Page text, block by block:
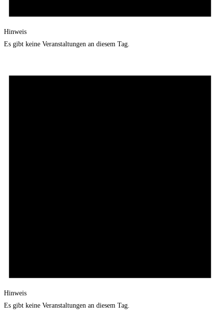
Hinweis
Es gibt keine Veranstaltungen an diesem Tag.
Hinweis
Es gibt keine Veranstaltungen an diesem Tag.